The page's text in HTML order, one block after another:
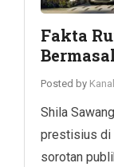
Fakta
Posted by
Shila
prestisius di
sorotan